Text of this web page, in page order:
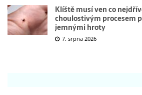
Klíště musí ven co
choulostivým procesem
jemnými hroty
7. srpna 2026